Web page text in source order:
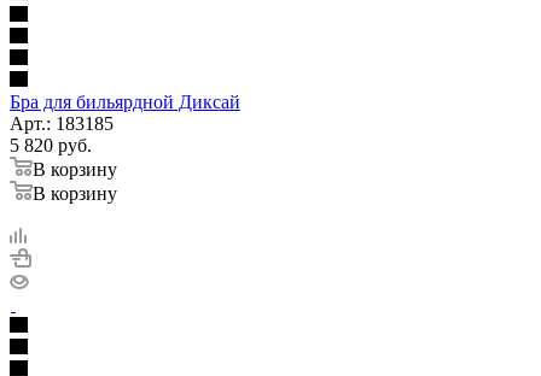
Бра для бильярдной Диксай
Арт.: 183185
5 820 руб.
В корзину
В корзину